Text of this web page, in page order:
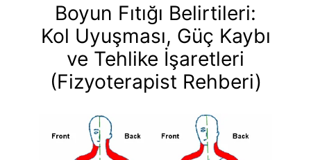
Boyun Fıtığı Belirtileri:
Kol Uyuşması, Güç Kaybı
ve Tehlike İşaretleri
(Fizyoterapist Rehberi)